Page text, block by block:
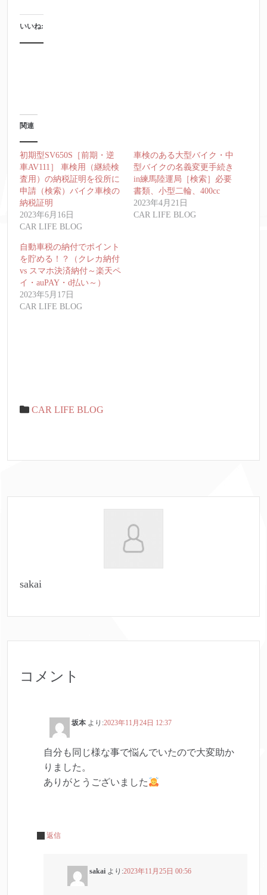
いいね:
関連
初期型SV650S［前期・逆
車AV111］ 車検用（継続検
査用）の納税証明を役所に
申請（検索）バイク車検の
納税証明
2023年6月16日
CAR LIFE BLOG
車検のある大型バイク・中
型バイクの名義変更手続き
in練馬陸運局［検索］必要
書類、小型二輪、400cc
2023年4月21日
CAR LIFE BLOG
自動車税の納付でポイント
を貯める！？（クレカ納付
vs スマホ決済納付～楽天ペ
イ・auPAY・d払い～）
2023年5月17日
CAR LIFE BLOG
CAR LIFE BLOG
sakai
コメント
坂本 より:2023年11月24日 12:37
自分も同じ様な事で悩んでいたので大変助か
りました。
ありがとうございました
返信
sakai より:2023年11月25日 00:56